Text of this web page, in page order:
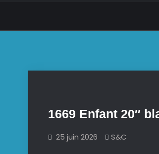
1669 Enfant 20″
25 juin 2026 S&C